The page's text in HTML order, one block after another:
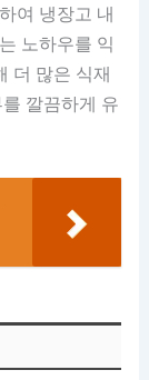
여 냉장고 내
노하우를 익
더 많은 식재
깔끔하게 유